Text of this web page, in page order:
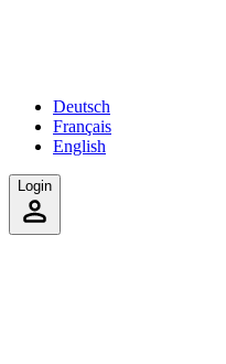
Deutsch
Français
English
Login